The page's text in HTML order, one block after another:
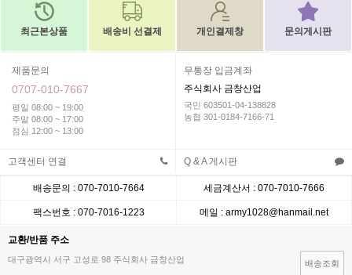
최근본상품 배송비 선결제 개인결제창 문의게시판
제품문의
0707-010-7667
평일 08:00 ~ 19:00
주말 08:00 ~ 17:00
점심 12:00 ~ 13:00
무통장 입금계좌
주식회사 금창산업
국민 603501-04-138828
농협 301-0184-7166-71
고객센터 연결 Q & A 게시판
배송문의 : 070-7010-7664 세금계산서 : 070-7010-7666
팩스번호 : 070-7016-1223 메일 : army1028@hanmail.net
교환/반품 주소
대구광역시 서구 고성로 98 주식회사 금창산업 배송조회